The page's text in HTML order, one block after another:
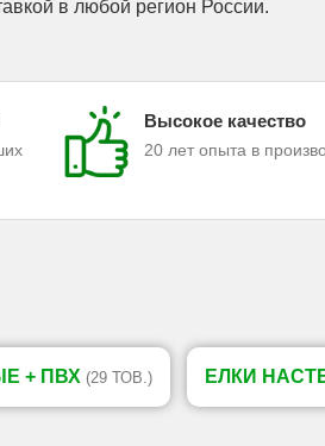
в любой регион России.
Высокое качество
20 лет опыта в
+ ПВХ (29 ТОВ.) ЕЛКИ